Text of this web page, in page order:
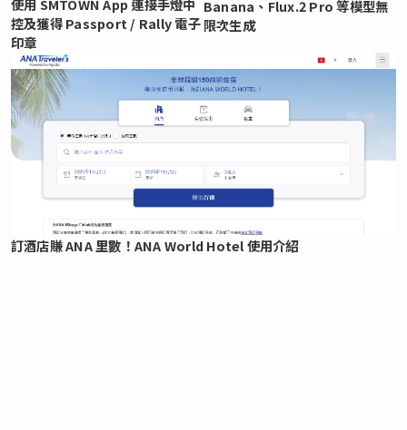
使用 SMTOWN App 連接手燈中
控及獲得 Passport / Rally 電子
印章
Banana、Flux.2 Pro 等模型無
限次生成
訂酒店賺 ANA 里數！ANA World Hotel 使用介紹